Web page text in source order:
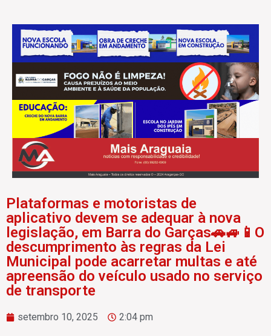
Plataformas e motoristas de
aplicativo devem se adequar à nova
legislação, em Barra do Garças🚗🚙📱O
descumprimento às regras da Lei
Municipal pode acarretar multas e até
apreensão do veículo usado no serviço
de transporte
setembro 10, 2025 2:04 pm